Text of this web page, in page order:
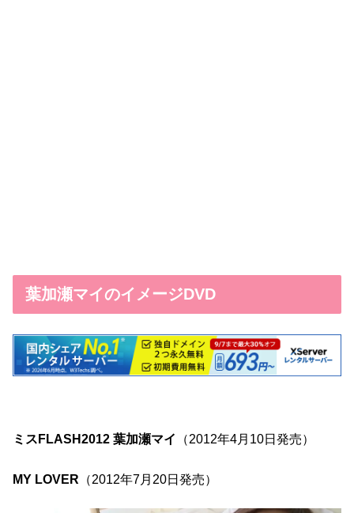
葉加瀬マイのイメージDVD
ミスFLASH2012 葉加瀬マイ （2012年4月10日発売）
MY LOVER （2012年7月20日発売）